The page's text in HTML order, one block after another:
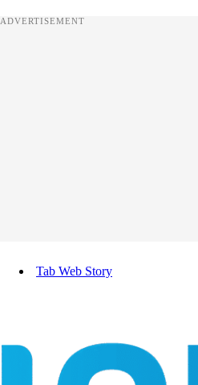
ADVERTISEMENT
Tab Web Story